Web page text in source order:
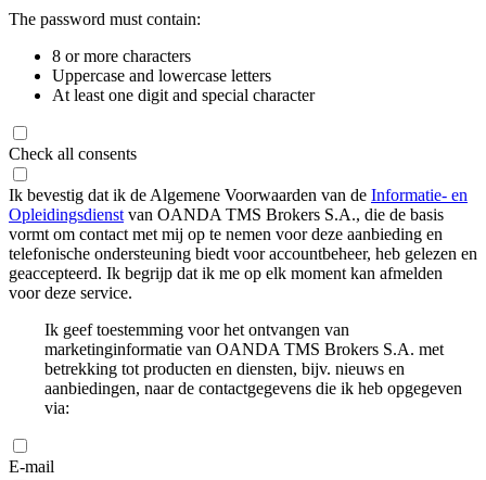
The password must contain:
8 or more characters
Uppercase and lowercase letters
At least one digit and special character
Check all consents
Ik bevestig dat ik de Algemene Voorwaarden van de Informatie- en
Opleidingsdienst van OANDA TMS Brokers S.A., die de basis
vormt om contact met mij op te nemen voor deze aanbieding en
telefonische ondersteuning biedt voor accountbeheer, heb gelezen en
geaccepteerd. Ik begrijp dat ik me op elk moment kan afmelden
voor deze service.
Ik geef toestemming voor het ontvangen van
marketinginformatie van OANDA TMS Brokers S.A. met
betrekking tot producten en diensten, bijv. nieuws en
aanbiedingen, naar de contactgegevens die ik heb opgegeven
via:
E-mail